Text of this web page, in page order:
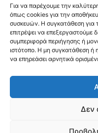
Για να παρέχουμε την
όπως cookies για την
συσκευών. Η συγκατάθεση για
επιτρέψει να
συμπεριφορά περιήγησης ή
ιστότοπο. Η μη συγκατάθεση ή
να επηρεάσει αρνητικά
Δεν
Oikotropia.gr
© 2025Orama Group